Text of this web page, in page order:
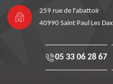
259 rue de l'abattoir
40990 Saint Paul Les Dax
05 33 06 28 67